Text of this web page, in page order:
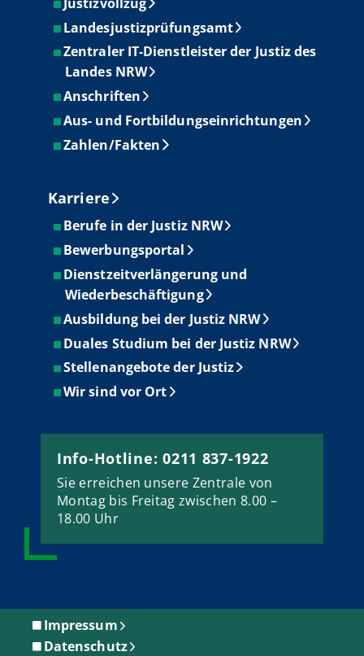
Landesjustizprüfungsamt
Zentraler IT-Dienstleister der Justiz des
Landes NRW
Anschriften
Aus- und Fortbildungseinrichtungen
Zahlen/Fakten
Karriere
Berufe in der Justiz NRW
Bewerbungsportal
Dienstzeitverlängerung und
Wiederbeschäftigung
Ausbildung bei der Justiz NRW
Duales Studium bei der Justiz NRW
Stellenangebote der Justiz
Wir sind vor Ort
Info-Hotline: 0211 837-1922
Sie erreichen unsere Zentrale von
Montag bis Freitag zwischen 8.00 –
18.00 Uhr
Impressum
Datenschutz